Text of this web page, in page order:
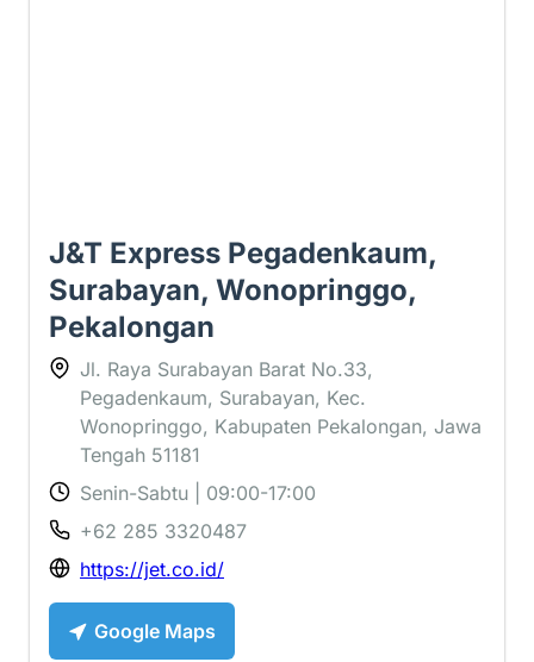
J&T Express Pegadenkaum,
Surabayan, Wonopringgo,
Pekalongan
Jl. Raya Surabayan Barat No.33,
Pegadenkaum, Surabayan, Kec.
Wonopringgo, Kabupaten Pekalongan, Jawa
Tengah 51181
Senin-Sabtu | 09:00-17:00
+62 285 3320487
https://jet.co.id/
Google Maps